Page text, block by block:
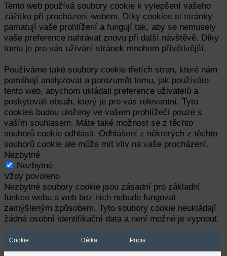
Tento web používá soubory cookie k vylepšení vašeho
zážitku při procházení webem. Díky cookies si stránky
pamatují vaše prohlížení a fungují tak, aby se nemusely
vaše preference nahrávat znovu při další návštěvě. Díky
tomu je pro vás užívání stránek mnohem přívětivější.
Používáme také soubory cookie třetích stran, které nám
pomáhají analyzovat a porozumět tomu, jak používáte
tento web, abychom ukládali preference uživatelů a
poskytovali obsah, který je pro vás relevantní. Tyto
cookies budou uloženy ve vašem prohlížeči pouze s
vaším souhlasem. Máte také možnost se z těchto
souborů cookie odhlásit. Odhlášení z některých z těchto
souborů cookie ale může mít vliv na vaše procházení.
Nezbytné
Nezbytné
Vždy povoleno
Nezbytné soubory cookie jsou zásadní pro základní
funkce webu a web bez nich nebude fungovat
zamýšleným způsobem. Tyto soubory cookie neukládají
žádná osobní identifikační data a není možné je vypnout.
Cookie Délka Popis